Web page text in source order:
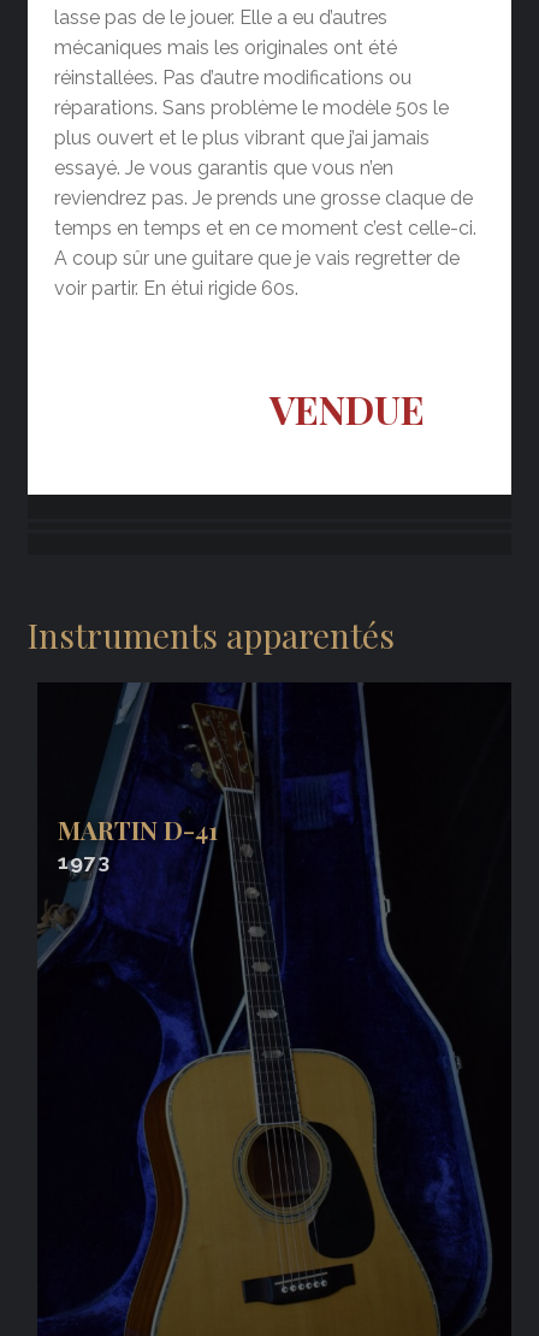
lasse pas de le jouer. Elle a eu d’autres
mécaniques mais les originales ont été
réinstallées. Pas d’autre modifications ou
réparations. Sans problème le modèle 50s le
plus ouvert et le plus vibrant que j’ai jamais
essayé. Je vous garantis que vous n’en
reviendrez pas. Je prends une grosse claque de
temps en temps et en ce moment c’est celle-ci.
A coup sûr une guitare que je vais regretter de
voir partir. En étui rigide 60s.
VENDUE
Instruments apparentés
MARTIN D-41
1973